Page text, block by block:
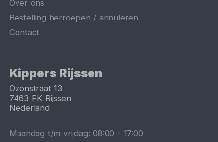
Over ons
Bestelling herroepen / annuleren
Contact
Kippers Rijssen
Ozonstraat 13
7463 PK Rijssen
Nederland
Maandag t/m vrijdag:08:00 -17:00